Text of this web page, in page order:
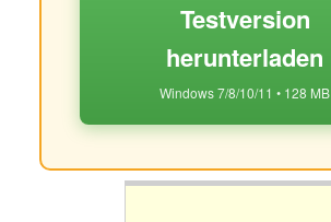
Testversion
herunterladen
Windows 7/8/10/11 • 128 MB